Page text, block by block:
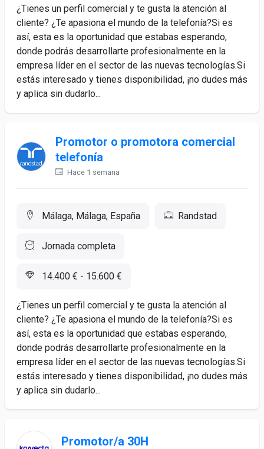
¿Tienes un perfil comercial y te gusta la atención al
cliente? ¿Te apasiona el mundo de la telefonía?Si es
así, esta es la oportunidad que estabas esperando,
donde podrás desarrollarte profesionalmente en la
empresa líder en el sector de las nuevas tecnologías.Si
estás interesado y tienes disponibilidad, ¡no dudes más
y aplica sin dudarlo...
Promotor o promotora comercial
telefonía
Hace 1 semana
Málaga, Málaga, España Randstad
Jornada completa
14.400 € - 15.600 €
¿Tienes un perfil comercial y te gusta la atención al
cliente? ¿Te apasiona el mundo de la telefonía?Si es
así, esta es la oportunidad que estabas esperando,
donde podrás desarrollarte profesionalmente en la
empresa líder en el sector de las nuevas tecnologías.Si
estás interesado y tienes disponibilidad, ¡no dudes más
y aplica sin dudarlo...
Promotor/a 30H